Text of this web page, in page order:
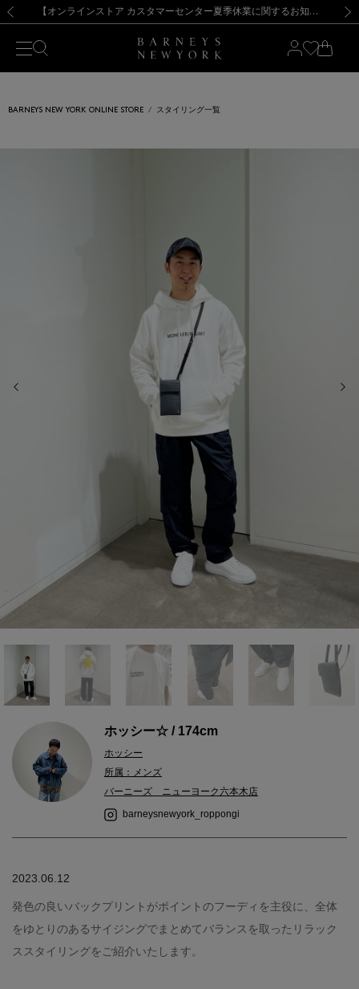
新規登録のお客様も対象！＜MY BARNEYS＞会員のお客様は11,000円（税込）以上のお買上げで常時送料無料！お買い物の際は会員登録を！
【夏季休業に伴う出荷一時停止のお知らせ】(2026.8.7) 【オンラインストア カスタマーセンター夏季休業に関するお知らせ】（2026.8.7）
【夏季休業に伴う返品・交換承り一時停止のお知らせ】（2026.8.5）
熊本県を中心とした地震の影響によるお荷物のお届けについて
【開催中】SUMMER SALEのご案内・ご注意事項 新規登録のお客様も対象！＜MY BARNEYS＞会員のお客様は11,000円（税込）以上のお買上げで常時送料無料！お買い物の際は会員登録を！
【夏季休業に伴う出荷一時停止のお知らせ】(2026.8.7)
BARNEYS NEW YORK ONLINE STORE スタイリング一覧
ホッシー☆ / 174cm
ホッシー
所属：メンズ
バーニーズ ニューヨーク六本木店
barneysnewyork_roppongi
2023.06.12
発色の良いバックプリントがポイントのフーディを主役に、全体
をゆとりのあるサイジングでまとめてバランスを取ったリラック
ススタイリングをご紹介いたします。